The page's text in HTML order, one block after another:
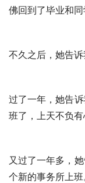
佛回到了毕业和同
不久之后，她告诉
过了一年，她告
班了，上天不负有
又过了一年多，
个新的事务所上班